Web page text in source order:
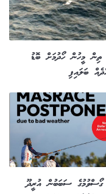
ތިން މީހުން ހޯދުމަށް ބޮޑު
ބަލައިފި
ސަބަބުން އުރީދޫ